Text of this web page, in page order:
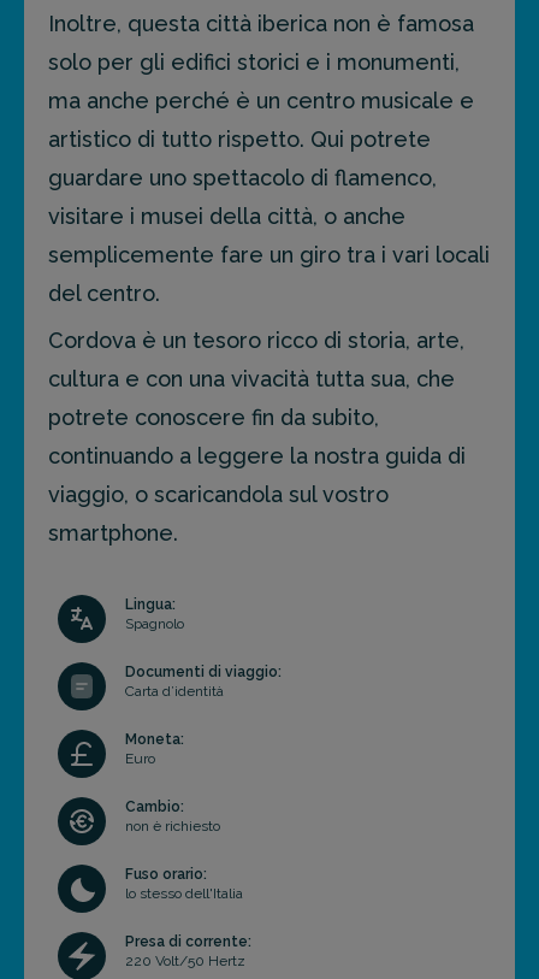
Inoltre, questa città iberica non è famosa
solo per gli edifici storici e i monumenti,
ma anche perché è un centro musicale e
artistico di tutto rispetto. Qui potrete
guardare uno spettacolo di flamenco,
visitare i musei della città, o anche
semplicemente fare un giro tra i vari locali
del centro.
Cordova è un tesoro ricco di storia, arte,
cultura e con una vivacità tutta sua, che
potrete conoscere fin da subito,
continuando a leggere la nostra guida di
viaggio, o scaricandola sul vostro
smartphone.
Lingua:
Spagnolo
Documenti di viaggio:
Carta d’identità
Moneta:
Euro
Cambio:
non è richiesto
Fuso orario:
lo stesso dell'Italia
Presa di corrente:
220 Volt/50 Hertz